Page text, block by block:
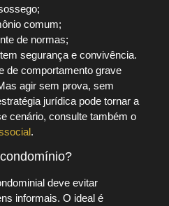
comum;
de normas;
segurança e convivência.
de comportamento grave
agir sem prova, sem
jurídica pode tornar a
cenário, consulte também o
.
deve evitar
informais. O ideal é